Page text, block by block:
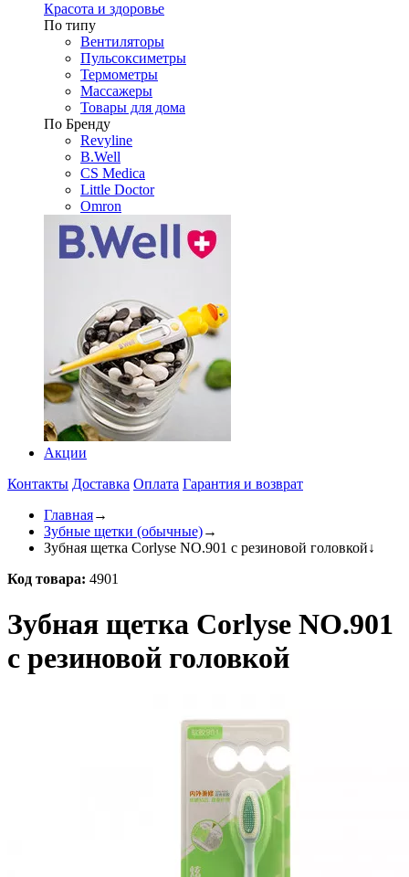
Красота и здоровье
По типу
Вентиляторы
Пульсоксиметры
Термометры
Массажеры
Товары для дома
По Бренду
Revyline
B.Well
CS Medica
Little Doctor
Omron
Акции
Контакты Доставка Оплата Гарантия и возврат
Главная→
Зубные щетки (обычные)→
Зубная щетка Corlyse NO.901 с резиновой головкой↓
Код товара: 4901
Зубная щетка Corlyse NO.901
с резиновой головкой